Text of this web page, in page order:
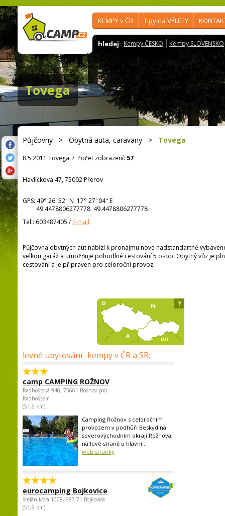
KEMPY v ČR Tipy na VÝLETY
hledej: Kempy ČESKO Kempy SLOVENSKO
Tovega
Půjčovny > Obytná auta, caravany > Tovega
8.5.2011 Tovega / Počet zobrazení: 57
Havlíčkova 47, 75002 Přerov
GPS: 49° 26' 52" N 17° 27' 04" E
49.4478806277778 49.4478806277778
Tel.: 603487405 /E-mail
Půjčovna obytných aut nabízí k pronájmu nové nadstandartně
velkou garáž a umožňuje pohodlné cestování 5 osob. Obytný vůz je
cestování a je připraven pro celoroční provoz.
levné ubytování- kempy v ČR a SR:
camp CAMPING ROŽNOV
Radhošťská 940, 75661 Rožnov pod
Radhoštěm
(51,6 km)
Camping Rožnov s celoročním
provozem v podhůří Beskyd na
severovýchodním okraji Rožnova,
na levé straně u hlavní...
web stránky
eurocamping Bojkovice
Štefánikova 1008, 687 71 Bojkovice
(51,9 km)
?